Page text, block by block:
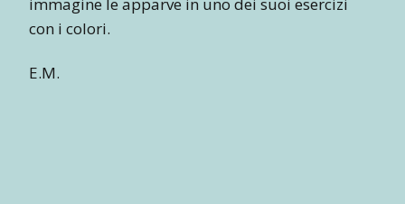
con i colori.
E.M.